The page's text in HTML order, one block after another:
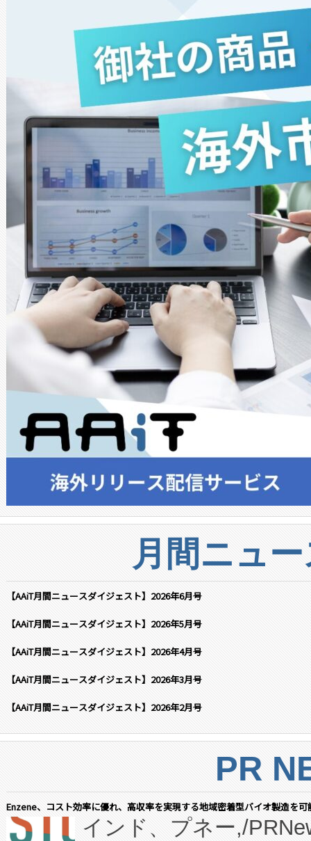
月間ニュ
【AAiT月間ニュースダイジェスト】2026年6月号
【AAiT月間ニュースダイジェスト】2026年5月号
【AAiT月間ニュースダイジェスト】2026年4月号
【AAiT月間ニュースダイジェスト】2026年3月号
【AAiT月間ニュースダイジェスト】2026年2月号
PR
Enzene、コスト効率に優れ、高収率を実現する地域密着型バイオ製造を
インド、プネー,/